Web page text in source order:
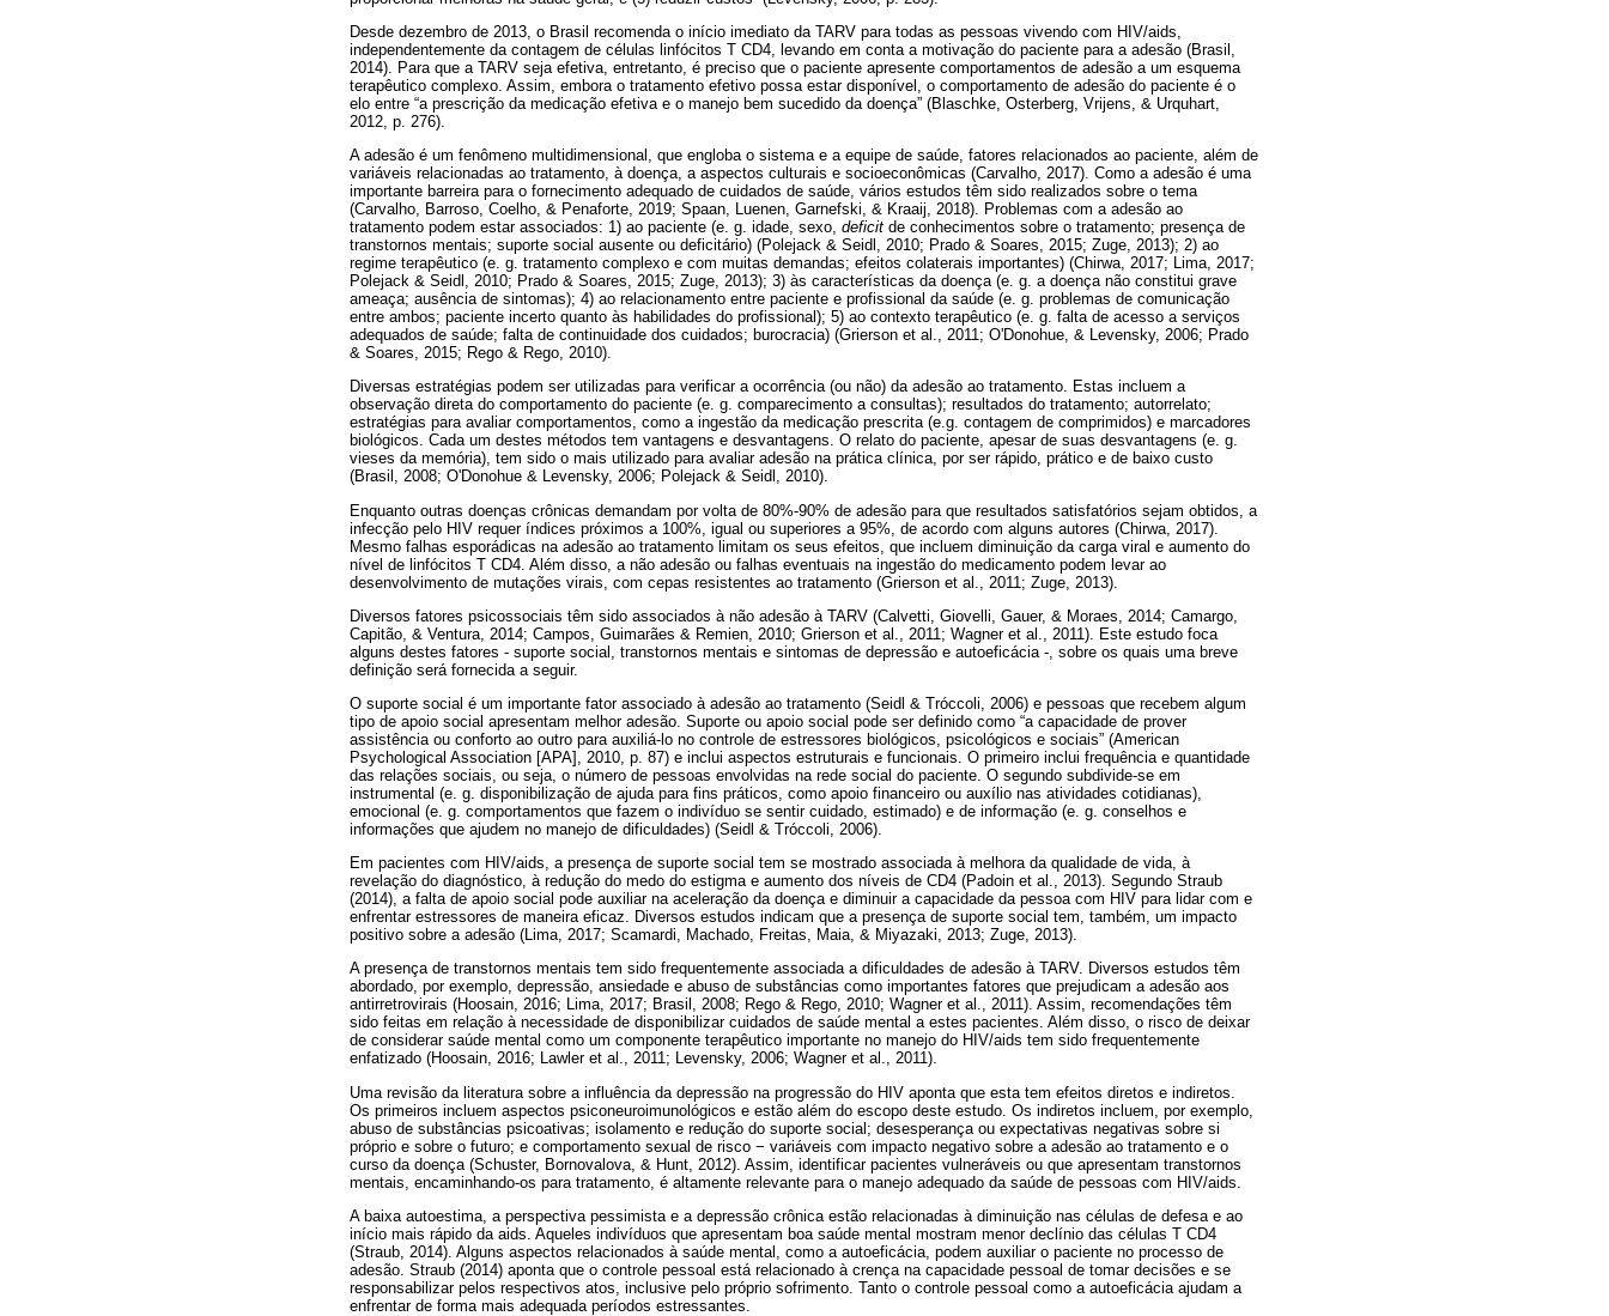
Desde dezembro de 2013, o Brasil recomenda o início imediato da TARV para todas as pessoas vivendo com HIV/aids,
independentemente da contagem de células linfócitos T CD4, levando em conta a motivação do paciente para a adesão (Brasil,
2014). Para que a TARV seja efetiva, entretanto, é preciso que o paciente apresente comportamentos de adesão a um esquema
terapêutico complexo. Assim, embora o tratamento efetivo possa estar disponível, o comportamento de adesão do paciente é o
elo entre “a prescrição da medicação efetiva e o manejo bem sucedido da doença” (Blaschke, Osterberg, Vrijens, & Urquhart,
2012, p. 276).
A adesão é um fenômeno multidimensional, que engloba o sistema e a equipe de saúde, fatores relacionados ao paciente, além de
variáveis relacionadas ao tratamento, à doença, a aspectos culturais e socioeconômicas (Carvalho, 2017). Como a adesão é uma
importante barreira para o fornecimento adequado de cuidados de saúde, vários estudos têm sido realizados sobre o tema
(Carvalho, Barroso, Coelho, & Penaforte, 2019; Spaan, Luenen, Garnefski, & Kraaij, 2018). Problemas com a adesão ao
tratamento podem estar associados: 1) ao paciente (e. g. idade, sexo, deficit de conhecimentos sobre o tratamento; presença de
transtornos mentais; suporte social ausente ou deficitário) (Polejack & Seidl, 2010; Prado & Soares, 2015; Zuge, 2013); 2) ao
regime terapêutico (e. g. tratamento complexo e com muitas demandas; efeitos colaterais importantes) (Chirwa, 2017; Lima, 2017;
Polejack & Seidl, 2010; Prado & Soares, 2015; Zuge, 2013); 3) às características da doença (e. g. a doença não constitui grave
ameaça; ausência de sintomas); 4) ao relacionamento entre paciente e profissional da saúde (e. g. problemas de comunicação
entre ambos; paciente incerto quanto às habilidades do profissional); 5) ao contexto terapêutico (e. g. falta de acesso a serviços
adequados de saúde; falta de continuidade dos cuidados; burocracia) (Grierson et al., 2011; O'Donohue, & Levensky, 2006; Prado
& Soares, 2015; Rego & Rego, 2010).
Diversas estratégias podem ser utilizadas para verificar a ocorrência (ou não) da adesão ao tratamento. Estas incluem a
observação direta do comportamento do paciente (e. g. comparecimento a consultas); resultados do tratamento; autorrelato;
estratégias para avaliar comportamentos, como a ingestão da medicação prescrita (e.g. contagem de comprimidos) e marcadores
biológicos. Cada um destes métodos tem vantagens e desvantagens. O relato do paciente, apesar de suas desvantagens (e. g.
vieses da memória), tem sido o mais utilizado para avaliar adesão na prática clínica, por ser rápido, prático e de baixo custo
(Brasil, 2008; O'Donohue & Levensky, 2006; Polejack & Seidl, 2010).
Enquanto outras doenças crônicas demandam por volta de 80%-90% de adesão para que resultados satisfatórios sejam obtidos, a
infecção pelo HIV requer índices próximos a 100%, igual ou superiores a 95%, de acordo com alguns autores (Chirwa, 2017).
Mesmo falhas esporádicas na adesão ao tratamento limitam os seus efeitos, que incluem diminuição da carga viral e aumento do
nível de linfócitos T CD4. Além disso, a não adesão ou falhas eventuais na ingestão do medicamento podem levar ao
desenvolvimento de mutações virais, com cepas resistentes ao tratamento (Grierson et al., 2011; Zuge, 2013).
Diversos fatores psicossociais têm sido associados à não adesão à TARV (Calvetti, Giovelli, Gauer, & Moraes, 2014; Camargo,
Capitão, & Ventura, 2014; Campos, Guimarães & Remien, 2010; Grierson et al., 2011; Wagner et al., 2011). Este estudo foca
alguns destes fatores - suporte social, transtornos mentais e sintomas de depressão e autoeficácia -, sobre os quais uma breve
definição será fornecida a seguir.
O suporte social é um importante fator associado à adesão ao tratamento (Seidl & Tróccoli, 2006) e pessoas que recebem algum
tipo de apoio social apresentam melhor adesão. Suporte ou apoio social pode ser definido como “a capacidade de prover
assistência ou conforto ao outro para auxiliá-lo no controle de estressores biológicos, psicológicos e sociais” (American
Psychological Association [APA], 2010, p. 87) e inclui aspectos estruturais e funcionais. O primeiro inclui frequência e quantidade
das relações sociais, ou seja, o número de pessoas envolvidas na rede social do paciente. O segundo subdivide-se em
instrumental (e. g. disponibilização de ajuda para fins práticos, como apoio financeiro ou auxílio nas atividades cotidianas),
emocional (e. g. comportamentos que fazem o indivíduo se sentir cuidado, estimado) e de informação (e. g. conselhos e
informações que ajudem no manejo de dificuldades) (Seidl & Tróccoli, 2006).
Em pacientes com HIV/aids, a presença de suporte social tem se mostrado associada à melhora da qualidade de vida, à
revelação do diagnóstico, à redução do medo do estigma e aumento dos níveis de CD4 (Padoin et al., 2013). Segundo Straub
(2014), a falta de apoio social pode auxiliar na aceleração da doença e diminuir a capacidade da pessoa com HIV para lidar com e
enfrentar estressores de maneira eficaz. Diversos estudos indicam que a presença de suporte social tem, também, um impacto
positivo sobre a adesão (Lima, 2017; Scamardi, Machado, Freitas, Maia, & Miyazaki, 2013; Zuge, 2013).
A presença de transtornos mentais tem sido frequentemente associada a dificuldades de adesão à TARV. Diversos estudos têm
abordado, por exemplo, depressão, ansiedade e abuso de substâncias como importantes fatores que prejudicam a adesão aos
antirretrovirais (Hoosain, 2016; Lima, 2017; Brasil, 2008; Rego & Rego, 2010; Wagner et al., 2011). Assim, recomendações têm
sido feitas em relação à necessidade de disponibilizar cuidados de saúde mental a estes pacientes. Além disso, o risco de deixar
de considerar saúde mental como um componente terapêutico importante no manejo do HIV/aids tem sido frequentemente
enfatizado (Hoosain, 2016; Lawler et al., 2011; Levensky, 2006; Wagner et al., 2011).
Uma revisão da literatura sobre a influência da depressão na progressão do HIV aponta que esta tem efeitos diretos e indiretos.
Os primeiros incluem aspectos psiconeuroimunológicos e estão além do escopo deste estudo. Os indiretos incluem, por exemplo,
abuso de substâncias psicoativas; isolamento e redução do suporte social; desesperança ou expectativas negativas sobre si
próprio e sobre o futuro; e comportamento sexual de risco − variáveis com impacto negativo sobre a adesão ao tratamento e o
curso da doença (Schuster, Bornovalova, & Hunt, 2012). Assim, identificar pacientes vulneráveis ou que apresentam transtornos
mentais, encaminhando-os para tratamento, é altamente relevante para o manejo adequado da saúde de pessoas com HIV/aids.
A baixa autoestima, a perspectiva pessimista e a depressão crônica estão relacionadas à diminuição nas células de defesa e ao
início mais rápido da aids. Aqueles indivíduos que apresentam boa saúde mental mostram menor declínio das células T CD4
(Straub, 2014). Alguns aspectos relacionados à saúde mental, como a autoeficácia, podem auxiliar o paciente no processo de
adesão. Straub (2014) aponta que o controle pessoal está relacionado à crença na capacidade pessoal de tomar decisões e se
responsabilizar pelos respectivos atos, inclusive pelo próprio sofrimento. Tanto o controle pessoal como a autoeficácia ajudam a
enfrentar de forma mais adequada períodos estressantes.